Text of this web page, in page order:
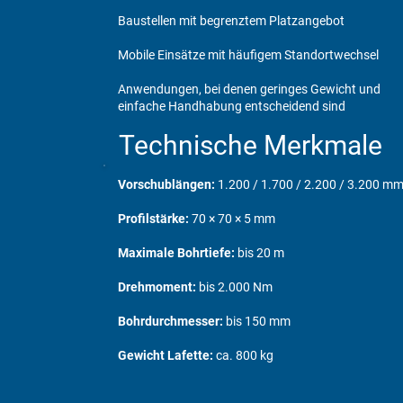
Baustellen mit begrenztem Platzangebot
Mobile Einsätze mit häufigem Standortwechsel
Anwendungen, bei denen geringes Gewicht und
einfache Handhabung entscheidend sind
Technische Merkmale
Vorschublängen: 1.200 / 1.700 / 2.200 / 3.200 mm
Profilstärke: 70 × 70 × 5 mm
Maximale Bohrtiefe: bis 20 m
Drehmoment: bis 2.000 Nm
Bohrdurchmesser: bis 150 mm
Gewicht Lafette: ca. 800 kg